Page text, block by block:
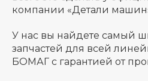
компании «Детали
У нас вы найдете самый
запчастей для всей
БОМАГ с гарантией от